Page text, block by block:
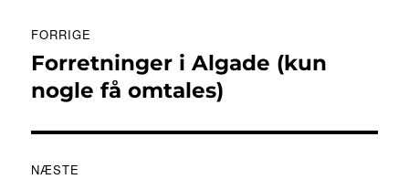
FORRIGE
Forrige
indlæg:
Forretninger i Algade (kun
nogle få omtales)
NÆSTE